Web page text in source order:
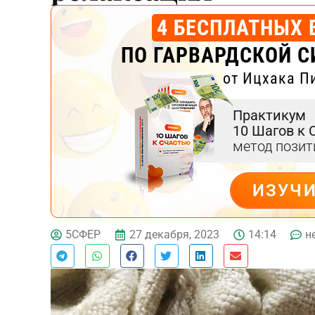
4 БЕСПЛАТНЫХ
ПО ГАРВАРДСКОЙ
от Ицхака
Практикум
10 Шагов к
метод
ДЕЙСТВУЙ
5СФЕР 27 декабря, 2023 14:14
Тест эмоционального
выгорания
Онлайн диагностика синдрома
эмоционального выгорания
ПРОЙТИ ТЕСТ